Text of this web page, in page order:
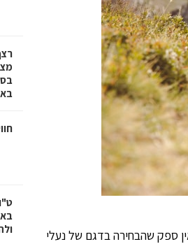
ספק שהבחירה בדגם של נעלי